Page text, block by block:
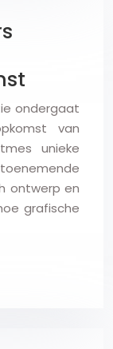
ondergaat
van
unieke
ontwerp en
grafische